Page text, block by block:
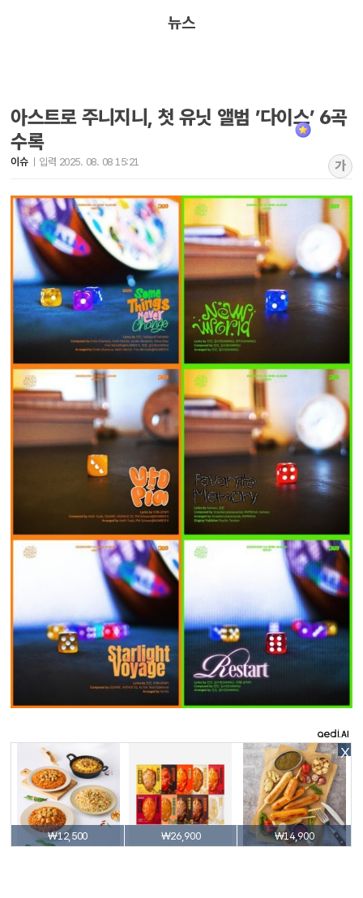
뉴스
아스트로 주니지니, 첫 유닛 앨범 ’다이스’ 6곡
수록
이슈 입력 2025. 08. 08 15:21 가
X
₩12,500 ₩26,900 ₩14,900